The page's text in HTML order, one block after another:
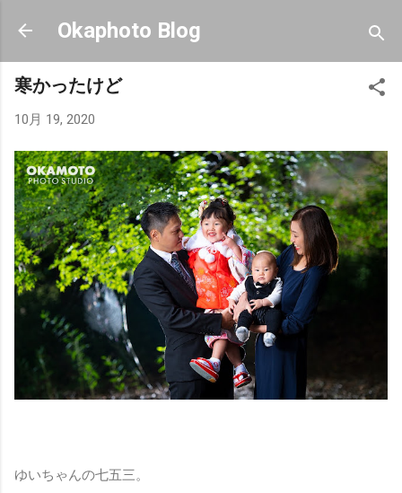
スキップしてメイン コンテンツに移動
Okaphoto Blog
寒かったけど
10月 19, 2020
ゆいちゃんの七五三。